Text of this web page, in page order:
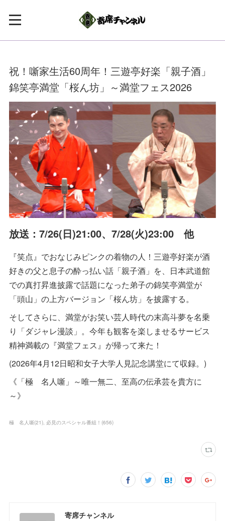
祝！噺家生活60周年！三遊亭好楽「親子酒」
錦笑亭満堂「桜ん坊」～満堂フェス2026
放送：7/26(日)21:00、7/28(火)23:00 他
『笑点』でおなじみピンクの着物の人！三遊亭好楽が酒
好きの父と息子の酔っ払い話「親子酒」を、日本武道館
での真打昇進披露で話題になった弟子の錦笑亭満堂が
「頭山」の上方バージョン「桜ん坊」を披露する。
そしてさらに、満堂がお笑い芸人時代の末高斗夢を名乗
り「ダジャレ漫談」。今年も観客を楽しませるサービス
精神満載の『満堂フェス』が帰って来た！
(2026年4月12日昭和女子大学人見記念講堂にて収録。)
《「極 名人噺」～唯一無二、至高の伝承芸を貴方に
～》
極 名人噺(21) 必見のスペシャル番組！ (656)
寄席チャンネル